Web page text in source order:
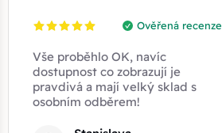
Ověřená recenze
Vše proběhlo OK, navíc
dostupnost co zobrazují je
pravdivá a mají velký sklad s
osobním odběrem!